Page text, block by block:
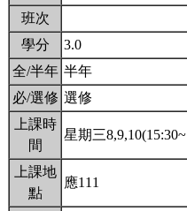
班次
學分
3.0
全/半年 半年
必/選修 選修
上課時
間
星期三
上課地
點
應111